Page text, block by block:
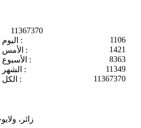
11367370
اليوم :
1106
الأمس :
1421
الأسبوع :
8363
الشهر :
11349
الكل :
11367370
94 زائر،